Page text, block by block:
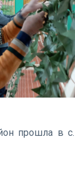
прошла в с.